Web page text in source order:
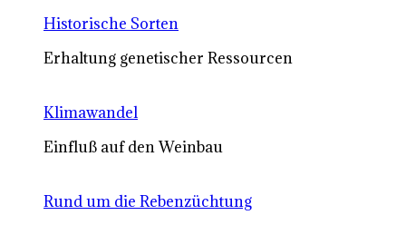
Historische Sorten
Erhaltung genetischer Ressourcen
Klimawandel
Einfluß auf den Weinbau
Rund um die Rebenzüchtung